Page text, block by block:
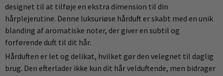
designet til at tilføje en ekstra dimension til din
hårplejerutine. Denne luksuriøse hårduft er skabt med en unik
blanding af aromatiske noter, der giver en subtil og
forførende duft til dit hår.
Hårduften er let og delikat, hvilket gør den velegnet til daglig
brug. Den efterlader ikke kun dit hår velduftende, men bidrager